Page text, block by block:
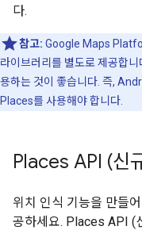
다.
참고: Google Maps
라이브러리를 별도로 제공합
용하는 것이 좋습니다. 즉,
Places를 사용해야 합니다.
Places API (신
위치 인식 기능을 만들
공하세요. Places API (